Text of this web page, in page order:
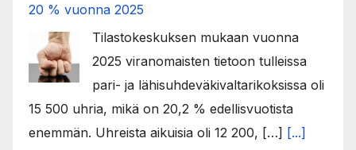
20 % vuonna 2025
Tilastokeskuksen mukaan vuonna
2025 viranomaisten tietoon tulleissa
pari- ja lähisuhdeväkivaltarikoksissa oli
15 500 uhria, mikä on 20,2 % edellisvuotista
enemmän. Uhreista aikuisia oli 12 200, […] [...]